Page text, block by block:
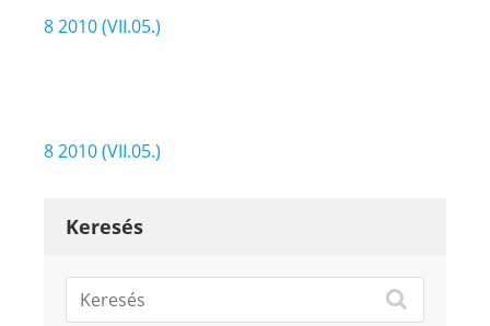
8 2010 (VII.05.)
Bejegyzés
8 2010 (VII.05.)
Keresés